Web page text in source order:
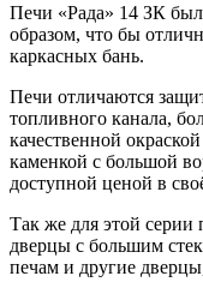
Печи «Рада» 14 ЗК
образом, что бы
каркасных бань.
Печи отличаются
топливного канала,
качественной
каменкой с большой
доступной ценой в
Так же для этой серии
дверцы с большим
печам и другие